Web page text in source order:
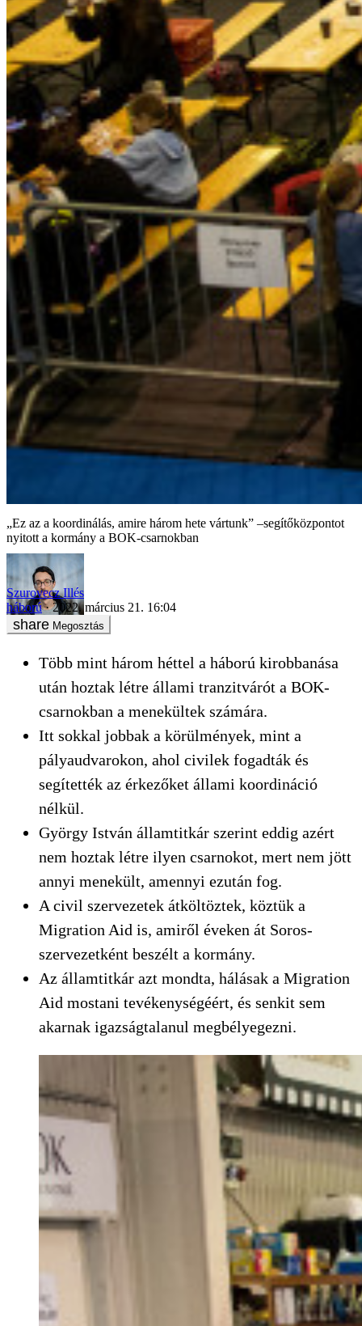
„Ez az a koordinálás, amire három hete vártunk” –segítőközpontot
nyitott a kormány a BOK-csarnokban
Szurovecz Illés
háború
2022. március 21. 16:04
Megosztás
Több mint három héttel a háború kirobbanása
után hoztak létre állami tranzitvárót a BOK-
csarnokban a menekültek számára.
Itt sokkal jobbak a körülmények, mint a
pályaudvarokon, ahol civilek fogadták és
segítették az érkezőket állami koordináció
nélkül.
György István államtitkár szerint eddig azért
nem hoztak létre ilyen csarnokot, mert nem jött
annyi menekült, amennyi ezután fog.
A civil szervezetek átköltöztek, köztük a
Migration Aid is, amiről éveken át Soros-
szervezetként beszélt a kormány.
Az államtitkár azt mondta, hálásak a Migration
Aid mostani tevékenységéért, és senkit sem
akarnak igazságtalanul megbélyegezni.